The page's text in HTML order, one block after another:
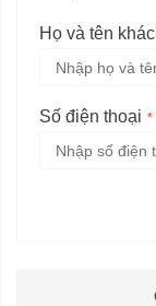
Họ và tên
Số điện thoại